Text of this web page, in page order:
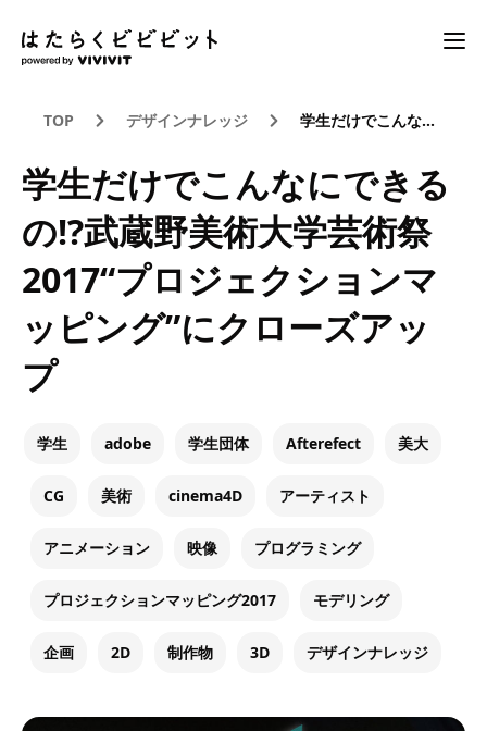
TOP デザインナレッジ 学生だけでこんなにできるの!?武蔵野美術大学芸術祭2017“プロジェクションマッピング”にクローズアップ
学生だけでこんなにできる
の!?武蔵野美術大学芸術祭
2017“プロジェクションマ
ッピング”にクローズアッ
プ
学生 adobe 学生団体 Afterefect 美大
CG 美術 cinema4D アーティスト
アニメーション 映像 プログラミング
プロジェクションマッピング2017 モデリング
企画 2D 制作物 3D デザインナレッジ